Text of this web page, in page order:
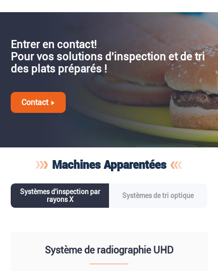
Entrer en contact!
Pour vos solutions d'inspection et de tri
des plats préparés !
Contact
Machines Apparentées
Systèmes d'inspection par
rayons X
Systèmes de tri optique
Système de radiographie UHD